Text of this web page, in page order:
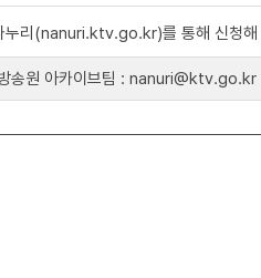
누리(nanuri.ktv.go.kr)를 통해 신청해
송원 아카이브팀 : nanuri@ktv.go.kr